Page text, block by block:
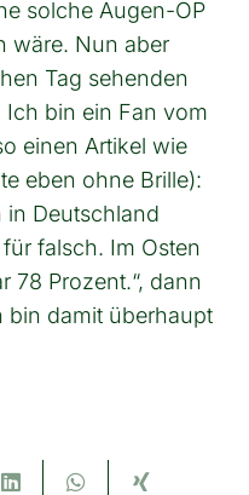
solche Augen-OP
wäre. Nun aber
Tag sehenden
Ich bin ein Fan vom
einen Artikel wie
eben ohne Brille):
in Deutschland
falsch. Im Osten
78 Prozent.“, dann
bin damit überhaupt